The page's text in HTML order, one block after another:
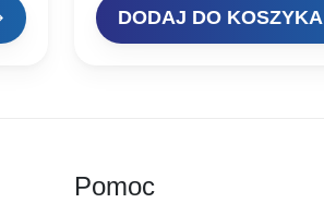
DODAJ DO KOSZYKA
Pomoc